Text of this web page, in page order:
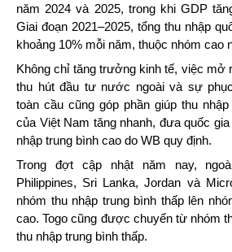
năm 2024 và 2025, trong khi GDP
Giai đoạn 2021–2025, tổng thu nhập
khoảng 10% mỗi năm, thuộc nhóm cao
Không chỉ tăng trưởng kinh tế, việc mở
thu hút đầu tư nước ngoài và sự
toàn cầu cũng góp phần giúp thu
của Việt Nam tăng nhanh, đưa quốc
nhập trung bình cao do WB quy định.
Trong đợt cập nhật năm nay,
Philippines, Sri Lanka, Jordan và
nhóm thu nhập trung bình thấp lên
cao. Togo cũng được chuyển từ nhóm
thu nhập trung bình thấp.